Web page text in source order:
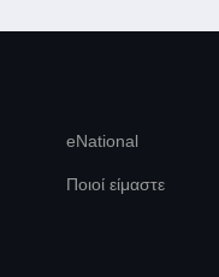
eNational
Ποιοί είμαστε